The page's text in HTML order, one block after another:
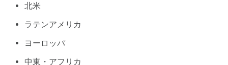
北米
ラテンアメリカ
ヨーロッパ
中東・アフリカ